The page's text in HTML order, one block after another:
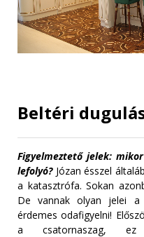
Beltéri
Figyelmeztető jelek:
lefolyó? Józan ésszel
a katasztrófa. Sokan
De vannak olyan jelei a
érdemes odafigyelni!
a csatornaszag,